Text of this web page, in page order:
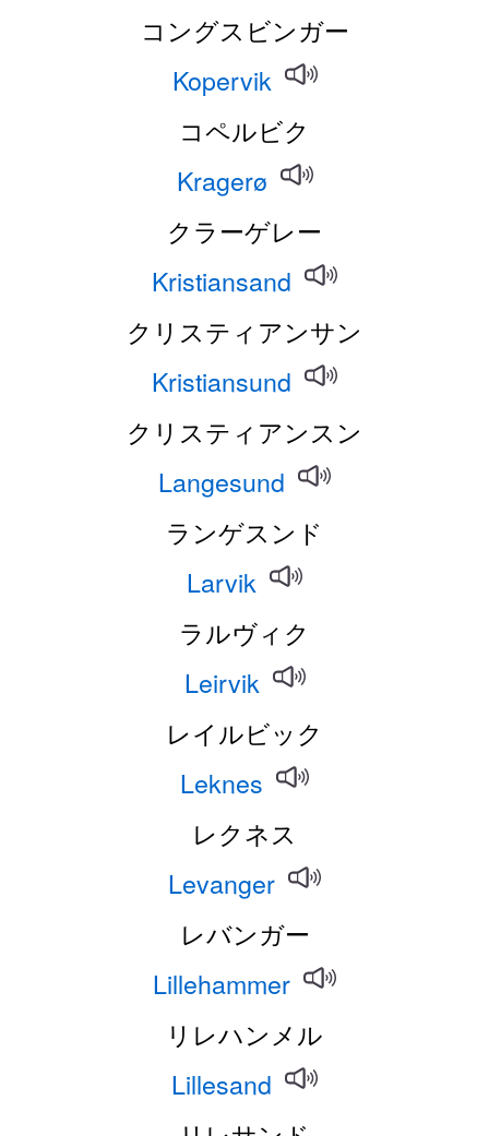
コングスビンガー
Kopervik
コペルビク
Kragerø
クラーゲレー
Kristiansand
クリスティアンサン
Kristiansund
クリスティアンスン
Langesund
ランゲスンド
Larvik
ラルヴィク
Leirvik
レイルビック
Leknes
レクネス
Levanger
レバンガー
Lillehammer
リレハンメル
Lillesand